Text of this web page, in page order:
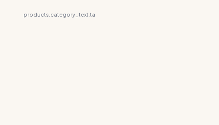
products.category_text.ta